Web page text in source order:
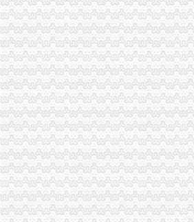
重庆意力咔咖啡有限公司渝中区两路口店联系
企业转让·重庆晨报数字报
大坪公司注销
代理记帐一般纳税人申请资质审批验资-重庆渝
【重庆大坪税务登记|税务登记证办理|代理税务
工商注册、代记账、变更股权、增资-重庆渝中
【重庆公司注销营业执照代办食流证餐饮证代
重庆一周要闻：北部新区撤销大坪百盛3月关店
【重庆渝中区公司注册营业执照0元代办】-渝中
广东省普宁市供销社集团大坪公司建材门市_【
价格,厂家,图片,公司注册、年检、变更,广州大
重庆南岸油箱厂大坪经营部
没有教育资格证还在非法支教_重庆市公开信箱
渝中区公司注销流程
知识产权一站式服务厂家_知识产权一站式服务